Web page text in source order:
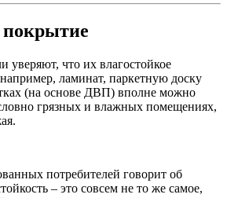
покрытие
уверяют, что их влагостойкое
ламинат, паркетную доску
(на основе ДВП) вполне можно
грязных и влажных помещениях,
потребителей говорит об
– это совсем не то же самое,